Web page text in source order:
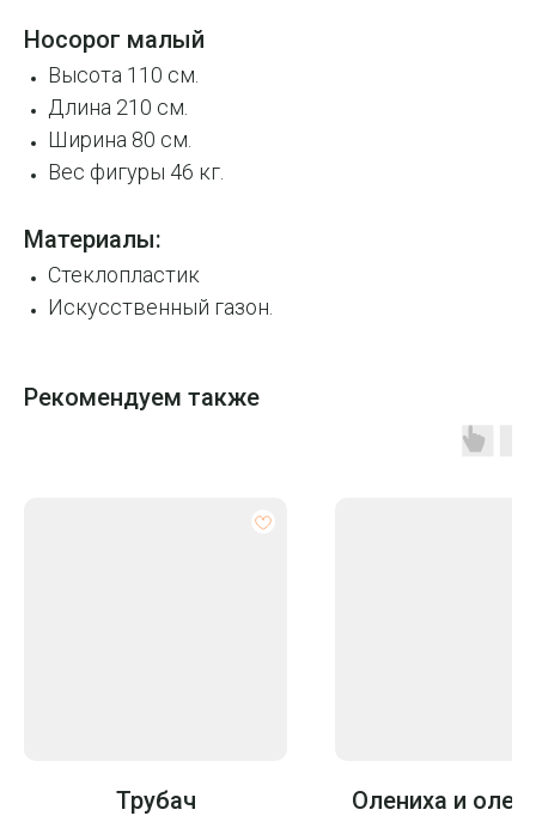
Носорог малый
Высота 110 см.
Длина 210 см.
Ширина 80 см.
Вес фигуры 46 кг.
Материалы:
Стеклопластик
Искусственный газон.
Рекомендуем также
Трубач Олениха и